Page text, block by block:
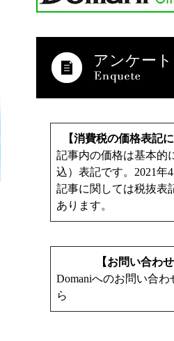
アンケート
【消費税の価格表記
記事内の価格は基本的
込）表記です。2021年
記事に関しては税抜表
あります。
【お問い合わせ
Domaniへのお問い合わ
ら